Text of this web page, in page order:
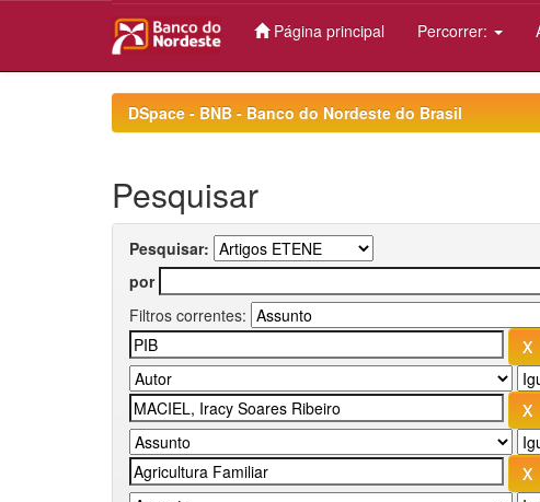
Página principal Percorrer:
DSpace - BNB - Banco do Nordeste do Brasil
Pesquisar
Pesquisar:
por
Filtros correntes: